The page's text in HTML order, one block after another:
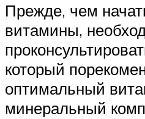
Прежде, чем
витамины,
который
оптимальный
минеральный